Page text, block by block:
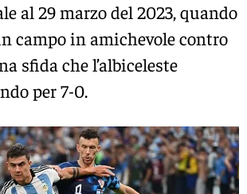
al 29 marzo del 2023, quando
campo in amichevole contro
sfida che l’albiceleste
per 7-0.